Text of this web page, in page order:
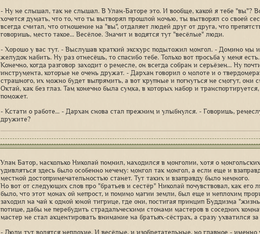
- Ну не слышал, так не слышал. В Улан-Баторе это. И вообще, какой я тебе "вы"?
хочется думать, что то, что ты вытворял прошлой ночью, ты вытворял со своей
всегда считал, что отношение на "вы", отдаляет людей друг от друга, что
говоришь, место такое... Весёлое. Значит и водятся тут "весёлые" люди.
- Хорошо у вас тут. - Выслушав краткий экскурс подытожил монгол. - Домино мы
желудок набить. Ну раз отнесёшь, то спасибо тебе. Только вот просьба у меня
Конечно, когда разговор заходит о ремесле, он всегда собран и серьёзен... Ну
инструмента, которые не очень дружат. - Дархан говорил о молоте и о
страшного, их можно будет выпрямить, а вот крупные и погнуться не смогут, они
Октай, как без глаз. Там конечно была сумка, в которых набор и
поможет.
- Кстати о работе... - Дархан снова стал прежним и улыбнулся. - Говоришь,
дружите?
Улан Батор, насколько Николай помнил, находился в монголии, хотя о
удивляться здесь было особенно нечему: монгол так монгол, а если еще и
местной достопримечательностью станет. Тут таких и взаправду было немного.
Но вот от следующих слов про "братьев и сестёр" Николай почувствовал, как его
было, что этот монах ой непрост, и помимо магии земли, был еще и неплохим
заходил на чай к одной юной тигрице, где они, постигая принцип Буддизма
потише, дабы не перебудить страдальческими стонами мастеров в соседних
мастер не стал акцентировать внимание на братьях-сёстрах, а сразу ухватился
- Люди тут водятся неплохие. И весёлые, и изобретательные, но главное -